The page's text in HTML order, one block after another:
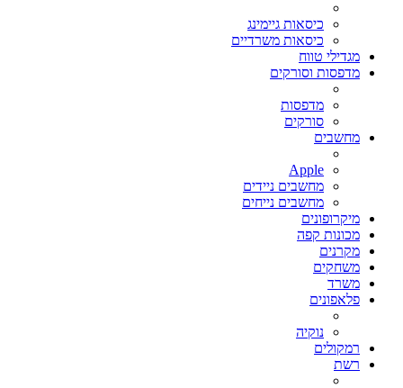
כיסאות גיימינג
כיסאות משרדיים
מגדילי טווח
מדפסות וסורקים
מדפסות
סורקים
מחשבים
Apple
מחשבים ניידים
מחשבים נייחים
מיקרופונים
מכונות קפה
מקרנים
משחקים
משרד
פלאפונים
נוקיה
רמקולים
רשת